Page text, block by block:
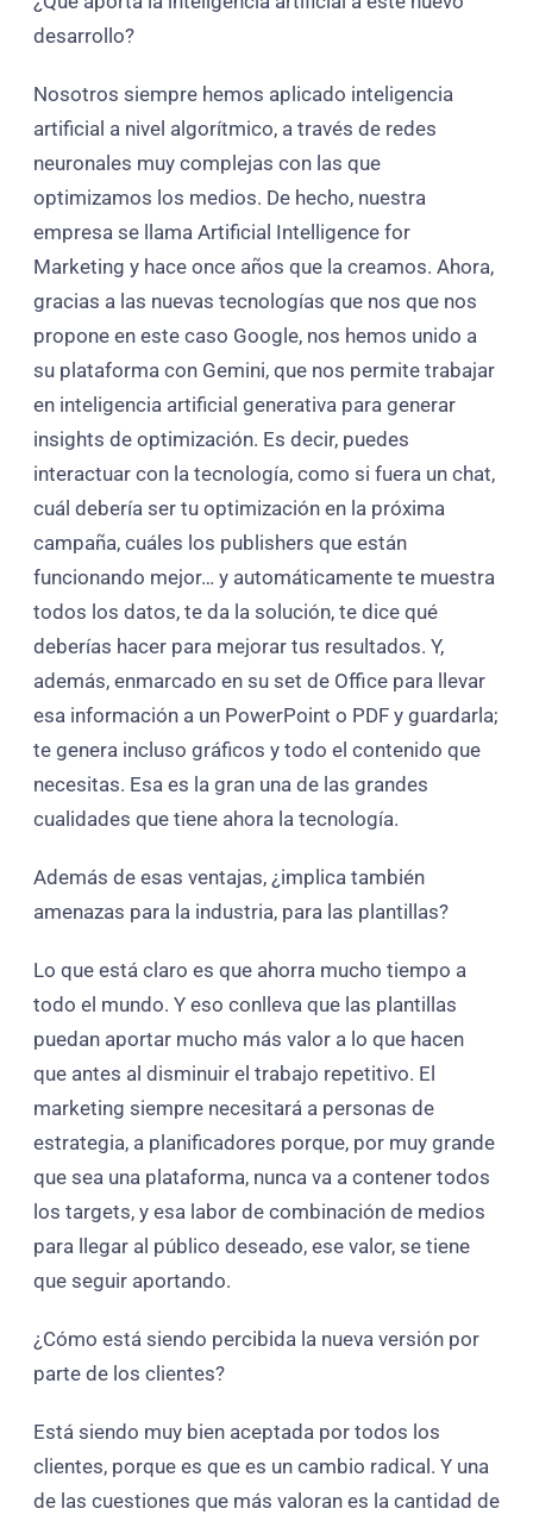
desarrollo?
Nosotros siempre hemos aplicado inteligencia
artificial a nivel algorítmico, a través de redes
neuronales muy complejas con las que
optimizamos los medios. De hecho, nuestra
empresa se llama Artificial Intelligence for
Marketing y hace once años que la creamos. Ahora,
gracias a las nuevas tecnologías que nos que nos
propone en este caso Google, nos hemos unido a
su plataforma con Gemini, que nos permite trabajar
en inteligencia artificial generativa para generar
insights de optimización. Es decir, puedes
interactuar con la tecnología, como si fuera un chat,
cuál debería ser tu optimización en la próxima
campaña, cuáles los publishers que están
funcionando mejor… y automáticamente te muestra
todos los datos, te da la solución, te dice qué
deberías hacer para mejorar tus resultados. Y,
además, enmarcado en su set de Office para llevar
esa información a un PowerPoint o PDF y guardarla;
te genera incluso gráficos y todo el contenido que
necesitas. Esa es la gran una de las grandes
cualidades que tiene ahora la tecnología.
Además de esas ventajas, ¿implica también
amenazas para la industria, para las plantillas?
Lo que está claro es que ahorra mucho tiempo a
todo el mundo. Y eso conlleva que las plantillas
puedan aportar mucho más valor a lo que hacen
que antes al disminuir el trabajo repetitivo. El
marketing siempre necesitará a personas de
estrategia, a planificadores porque, por muy grande
que sea una plataforma, nunca va a contener todos
los targets, y esa labor de combinación de medios
para llegar al público deseado, ese valor, se tiene
que seguir aportando.
¿Cómo está siendo percibida la nueva versión por
parte de los clientes?
Está siendo muy bien aceptada por todos los
clientes, porque es que es un cambio radical. Y una
de las cuestiones que más valoran es la cantidad de